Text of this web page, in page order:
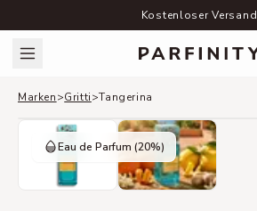
Kostenloser Versand
Marken>Gritti>Tangerina
Eau de Parfum (20%)